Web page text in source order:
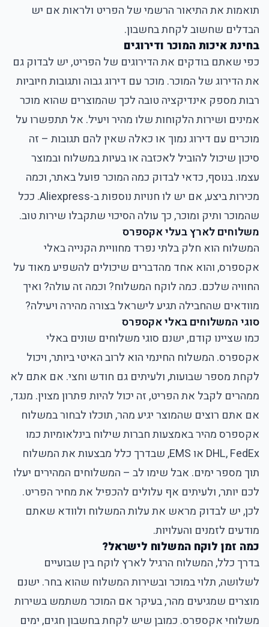
תואמות את התיאור הרשמי של הפריט ולראות אם יש
הבדלים שחשוב לקחת בחשבון.
בחינת איכות המוכר ודירוגים
כפי שאתם בודקים את הדירוגים של הפריט, יש לבדוק גם
את הדירוג של המוכר. מוכר עם דירוג גבוה ותגובות חיוביות
רבות מספק אינדיקציה טובה לכך שהמוצרים שהוא מוכר
אמינים ושירות הלקוחות שלו מהיר ויעיל. אל תתפשרו על
מוכרים עם דירוג נמוך או כאלה שאין להם תגובות – זה
סיכון שיכול להוביל לאכזבה או בעיות במשלוח ובמוצר
עצמו. בנוסף, כדאי לבדוק כמה המוכר פועל באתר, וכמה
מכירות ביצע, אם יש לו חנויות נוספות ב-Aliexpress. ככל
שהמוכר ותיק ומוכר, כך עולה הסיכוי שתקבלו שירות טוב.
משלוחים לארץ בעלי אקספרס
המשלוח הוא חלק בלתי נפרד מחוויית הקנייה באלי
אקספרס, והוא אחד מהדברים שיכולים להשפיע מאוד על
החוויה שלכם. כמה לוקח המשלוח? וכמה זה עולה? ואיך
מוודאים שהחבילה תגיע לישראל בצורה מהירה ויעילה?
סוגי המשלוחים באלי אקספרס
כמו שציינו קודם, ישנם סוגי משלוחים שונים באלי
אקספרס. המשלוח החינמי הוא לרוב האיטי ביותר, ויכול
לקחת מספר שבועות, ולעיתים גם חודש וחצי. אם אתם לא
ממהרים לקבל את הפריט, זה יכול להיות פתרון מצוין. מנגד,
אם אתם רוצים שהמוצר יגיע מהר, תוכלו לבחור במשלוח
אקספרס מהיר באמצעות חברות שילוח בינלאומיות כמו
DHL, FedEx או EMS, שבדרך כלל מבצעות את המשלוח
תוך מספר ימים. אבל שימו לב – המשלוחים המהירים יעלו
לכם יותר, ולעיתים אף עלולים להכפיל את מחיר הפריט.
לכן, יש לבדוק מראש את עלות המשלוח ולוודא שאתם
מודעים לזמנים והעלויות.
כמה זמן לוקח המשלוח לישראל?
בדרך כלל, המשלוח הרגיל לארץ לוקח בין שבועיים
לשלושה, תלוי במוכר ובשירות המשלוח שהוא בחר. ישנם
מוצרים שמגיעים מהר, בעיקר אם המוכר משתמש בשירות
משלוחי אקספרס. כמובן שיש לקחת בחשבון חגים, ימים